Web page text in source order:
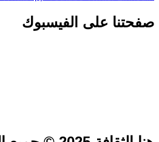
صفحتنا على الفيسبوك